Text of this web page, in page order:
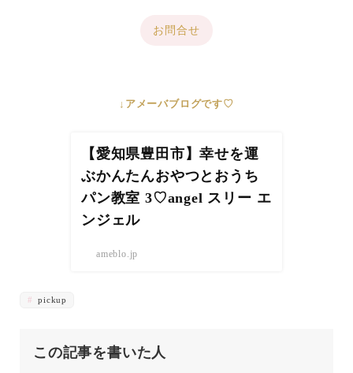
お問合せ
↓アメーバブログです♡
【愛知県豊田市】幸せを運
ぶかんたんおやつとおうち
パン教室 3♡angel スリー エ
ンジェル
ameblo.jp
pickup
この記事を書いた人